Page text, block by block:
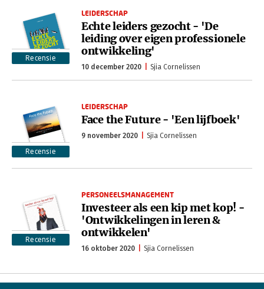
Recensie
LEIDERSCHAP
Echte leiders gezocht - 'De
leiding over eigen professionele
ontwikkeling'
10 december 2020 Sjia Cornelissen
Recensie
LEIDERSCHAP
Face the Future - 'Een lijfboek'
9 november 2020 Sjia Cornelissen
Recensie
PERSONEELSMANAGEMENT
Investeer als een kip met kop! -
'Ontwikkelingen in leren &
ontwikkelen'
16 oktober 2020 Sjia Cornelissen